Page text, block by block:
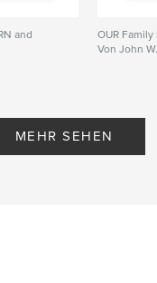
and
OUR Family
Von John
MEHR SEHEN